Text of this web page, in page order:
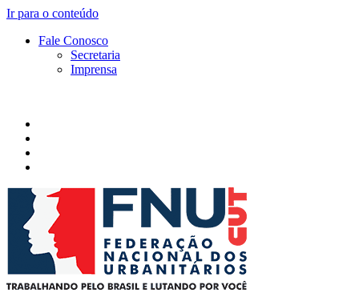
Ir para o conteúdo
Fale Conosco
Secretaria
Imprensa